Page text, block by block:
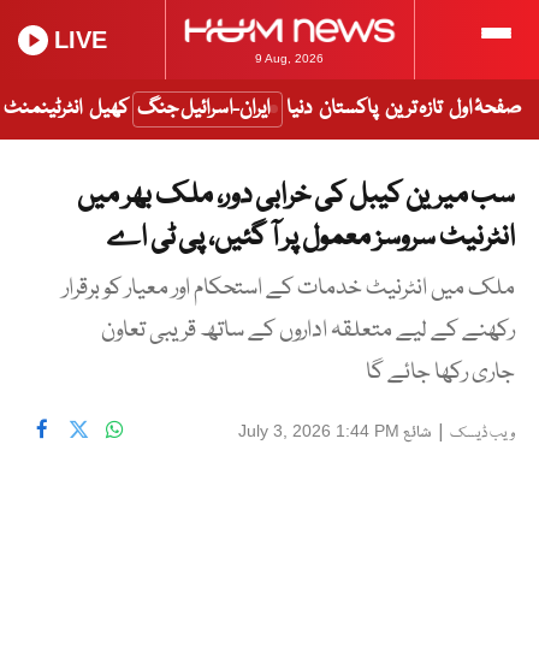
9 Aug, 2026
LIVE
صفحۂ اول تازہ ترین پاکستان دنیا ایران-اسرائیل جنگ کھیل انٹرٹینمنٹ
سب میرین کیبل کی خرابی دور، ملک بھر میں
انٹرنیٹ سروسز معمول پر آ گئیں، پی ٹی اے
ملک میں انٹرنیٹ خدمات کے استحکام اور معیار کو برقرار
رکھنے کے لیے متعلقہ اداروں کے ساتھ قریبی تعاون
جاری رکھا جائے گا
ویب ڈیسک | شائع July 3, 2026 1:44 PM